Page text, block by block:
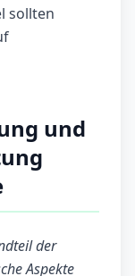
sollten
und
der
Aspekte